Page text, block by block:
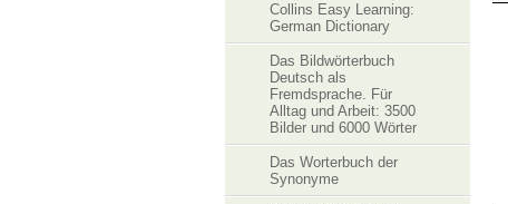
Collins Easy Learning:
German Dictionary
Das Bildwörterbuch
Deutsch als
Fremdsprache. Für
Alltag und Arbeit: 3500
Bilder und 6000 Wörter
Das Worterbuch der
Synonyme